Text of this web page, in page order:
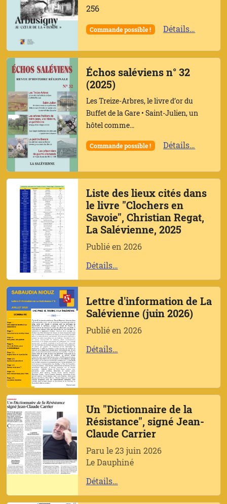
256
Commande possible ! Détails…
Échos saléviens n° 32
(2025)
Les Treize-Arbres, le livre d’or du
Buffet de la Gare • Saint-Julien, un
hôtel comme…
Commande possible ! Détails…
Liste des lieux cités dans
le livre "Clochers en
Savoie", Christian Regat,
La Salévienne, 2025
Publié en 2026
Détails…
Lettre d'information de La
Salévienne (juin 2026)
Publié en 2026
Détails…
Un "Dictionnaire de la
Résistance", signé Jean-
Claude Carrier
Paru le 23 juin 2026
Le Dauphiné
Détails…